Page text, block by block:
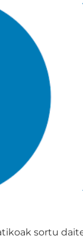
sortu